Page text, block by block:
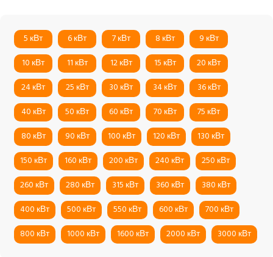
5 кВт 6 кВт 7 кВт 8 кВт
9 кВт
10 кВт
11 кВт 12 кВт 15 кВт
20 кВт
24 кВт
25 кВт 30 кВт 34 кВт
36 кВт
40 кВт
50 кВт 60 кВт 70 кВт
75 кВт
80 кВт
90 кВт 100 кВт 120 кВт
130 кВт
150 кВт
160 кВт 200 кВт 240 кВт
250 кВт
260 кВт
280 кВт 315 кВт 360 кВт
380 кВт
400 кВт
500 кВт 550 кВт 600 кВт
700 кВт
800 кВт
1000 кВт 1600 кВт 2000 кВт 3000 кВт